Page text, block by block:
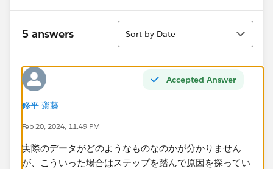
{ FIXED :SUM(IF YEAR([FY])=
{MAX(YEAR([FY]))}THEN[売上] END)}
Sales」を作成
{ FIXED :SUM(IF YEAR([FY])={MAX(YEAR([FY]))}-1
THEN[売上] END)}
[前年度売上]/[前年度売上]
表計算の基本がわかっておらずで恐れ入りますが、よろ
しくお願いいたします。
5 answers
Sort
Sort by Date
Accepted Answer
修平 齋藤
Feb 20, 2024, 11:49 PM
実際のデータがどのようなものなのかが分かりません
が、こういった場合はステップを踏んで原因を探ってい